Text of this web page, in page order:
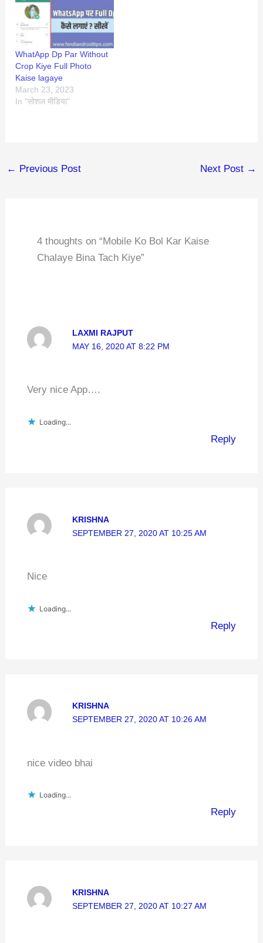
WhatApp Dp Par Without
Crop Kiye Full Photo
Kaise lagaye
March 23, 2023
In "सोशल मीडिया"
← Previous Post Next Post →
4 thoughts on “Mobile Ko Bol Kar Kaise
Chalaye Bina Tach Kiye”
LAXMI RAJPUT
MAY 16, 2020 AT 8:22 PM
Very nice App….
Loading...
Reply
KRISHNA
SEPTEMBER 27, 2020 AT 10:25 AM
Nice
Loading...
Reply
KRISHNA
SEPTEMBER 27, 2020 AT 10:26 AM
nice video bhai
Loading...
Reply
KRISHNA
SEPTEMBER 27, 2020 AT 10:27 AM